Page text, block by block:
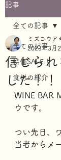
記事
全ての記事
特価SALE！
食材の紹介
全ての記事
信じられ
した！！
ミズコウア
2023年3月
WINE BAR
ウです。
つい先日、
当者からメ